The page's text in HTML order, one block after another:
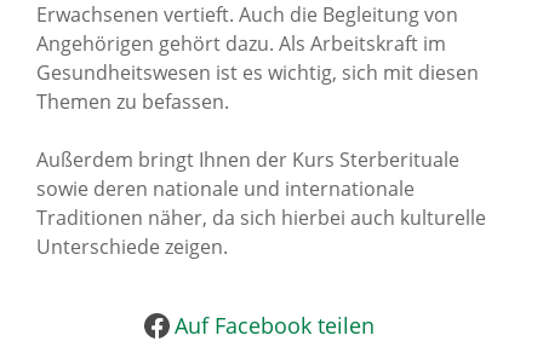
Erwachsenen vertieft. Auch die Begleitung von
Angehörigen gehört dazu. Als Arbeitskraft im
Gesundheitswesen ist es wichtig, sich mit diesen
Themen zu befassen.
Außerdem bringt Ihnen der Kurs Sterberituale
sowie deren nationale und internationale
Traditionen näher, da sich hierbei auch kulturelle
Unterschiede zeigen.
Auf Facebook teilen